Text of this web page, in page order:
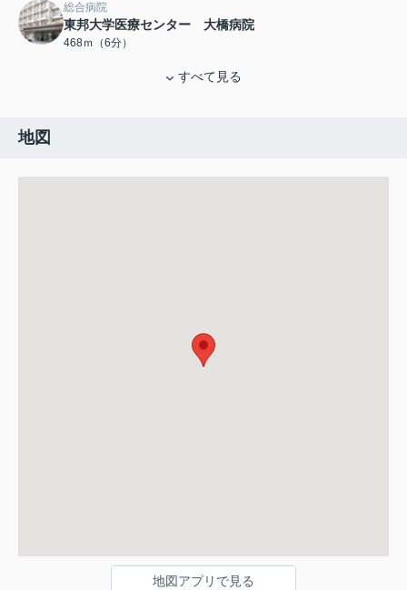
総合病院
東邦大学医療センター 大橋病院
468ｍ（6分）
すべて見る
地図
地図アプリで見る